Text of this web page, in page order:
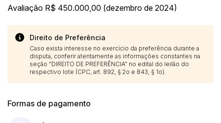
Avaliação R$ 450.000,00 (dezembro de 2024)
Direito de Preferência
Caso exista interesse no exercício da preferência durante a
disputa, conferir atentamente as informações constantes na
seção “DIREITO DE PREFERÊNCIA” no edital do leilão do
respectivo lote (CPC, art. 892, § 2o e 843, § 1o).
Formas de pagamento